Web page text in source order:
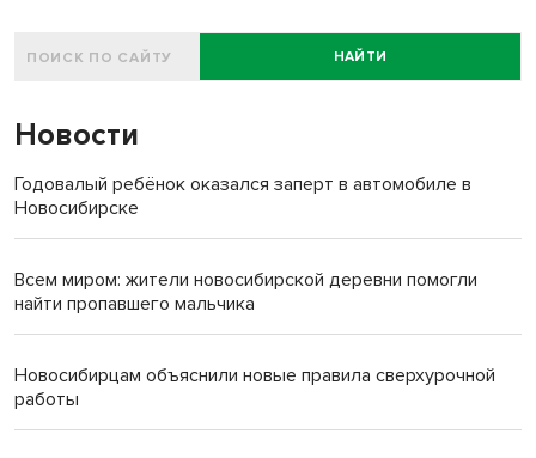
НАЙТИ
Новости
Годовалый ребёнок оказался заперт в автомобиле в
Новосибирске
Всем миром: жители новосибирской деревни помогли
найти пропавшего мальчика
Новосибирцам объяснили новые правила сверхурочной
работы